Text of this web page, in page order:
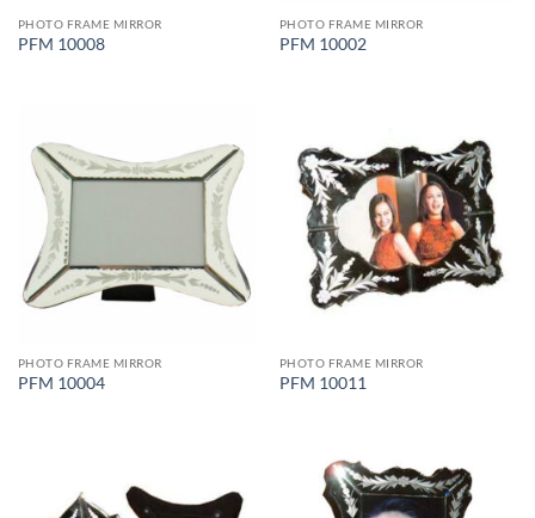
PHOTO FRAME MIRROR
PFM 10008
PHOTO FRAME MIRROR
PFM 10002
PHOTO FRAME MIRROR
PFM 10004
PHOTO FRAME MIRROR
PFM 10011